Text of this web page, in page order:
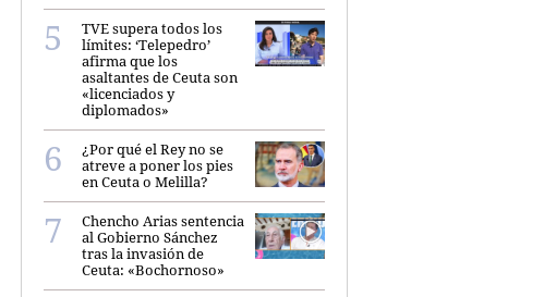
TVE supera todos los
límites: ‘Telepedro’
afirma que los
asaltantes de Ceuta son
«licenciados y
diplomados»
¿Por qué el Rey no se
atreve a poner los pies
en Ceuta o Melilla?
Chencho Arias sentencia
al Gobierno Sánchez
tras la invasión de
Ceuta: «Bochornoso»